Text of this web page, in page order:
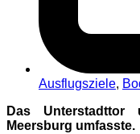
Ausflugsziele,
Das
Meersburg umfasste.